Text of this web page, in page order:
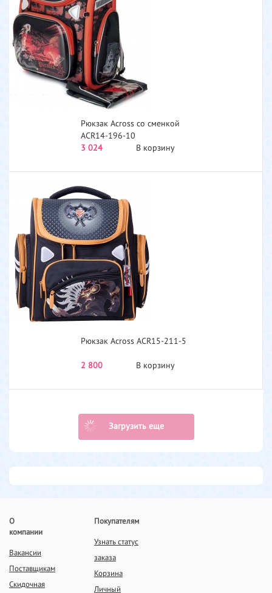
Рюкзак Across со сменкой
ACR14-196-10
3 024
В корзину
Рюкзак Across ACR15-211-5
2 800 В корзину
Загрузить еще
О
компании
Вакансии
Поставщикам
Скидочная
Покупателям
Узнать статус
заказа
Корзина
Личный